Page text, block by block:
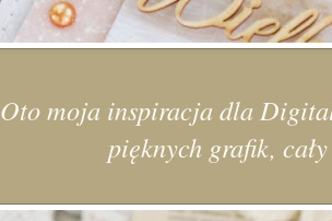
Oto moja inspiracja dla
pięknych grafik,